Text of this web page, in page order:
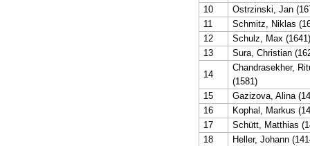
10
Ostrzinski, Jan
11
Schmitz, Niklas
12
Schulz, Max (1641)
13
Sura, Christian
14
Chandrasekher,
(1581)
15
Gazizova, Alina
16
Kophal, Markus
17
Schütt, Matthias
18
Heller, Johann